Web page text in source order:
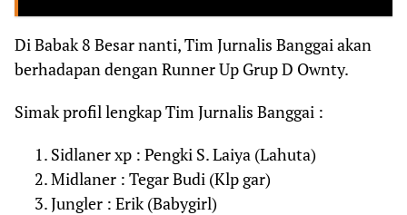
Di Babak 8 Besar nanti, Tim Jurnalis Banggai akan
berhadapan dengan Runner Up Grup D Ownty.
Simak profil lengkap Tim Jurnalis Banggai :
Sidlaner xp : Pengki S. Laiya (Lahuta)
Midlaner : Tegar Budi (Klp gar)
Jungler : Erik (Babygirl)